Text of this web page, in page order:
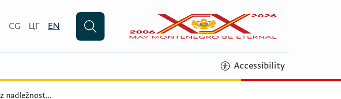
CG ЦГ EN
Accessibility
nadležnost...